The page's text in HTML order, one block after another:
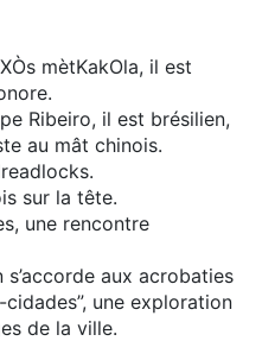
mètKakOla, il est
Ribeiro, il est brésilien,
au mât chinois.
sur la tête.
une rencontre
aux acrobaties
cidades”, une exploration
de la ville.